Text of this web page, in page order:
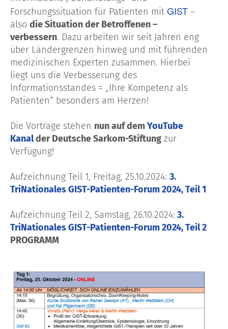
Forschungssituation für Patienten mit GIST –
also die Situation der Betroffenen –
verbessern. Dazu arbeiten wir seit Jahren eng
über Ländergrenzen hinweg und mit führenden
medizinischen Experten zusammen. Hierbei
liegt uns die Verbesserung des
Informationsstandes = „Ihre Kompetenz als
Patienten“ besonders am Herzen!
Die Vorträge stehen nunauf demYouTube
Kanalder Deutsche Sarkom-Stiftung zur
Verfügung!
Aufzeichnung Teil 1, Freitag, 25.10.2024: 3.
TriNationales GIST-Patienten-Forum 2024, Teil 1
Aufzeichnung Teil 2, Samstag, 26.10.2024: 3.
TriNationales GIST-Patienten-Forum 2024, Teil 2
PROGRAMM